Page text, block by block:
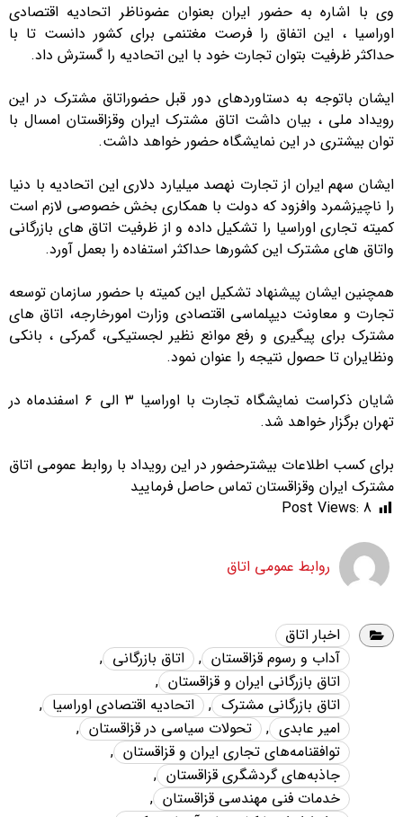
وی با اشاره به حضور ایران بعنوان عضوناظر اتحادیه اقتصادی
اوراسیا ، این اتفاق را فرصت مغتنمی برای کشور دانست تا با
حداکثر ظرفیت بتوان تجارت خود با این اتحادیه را گسترش داد.
ایشان باتوجه به دستاوردهای دور قبل حضوراتاق مشترک در این
رویداد ملی ، بیان داشت اتاق مشترک ایران وقزاقستان امسال با
توان بیشتری در این نمایشگاه حضور خواهد داشت.
ایشان سهم ایران از تجارت نهصد میلیارد دلاری این اتحادیه با دنیا
را ناچیزشمرد وافزود که دولت با همکاری بخش خصوصی لازم است
کمیته تجاری اوراسیا را تشکیل داده و از ظرفیت اتاق های بازرگانی
واتاق های مشترک این کشورها حداکثر استفاده را بعمل آورد.
همچنین ایشان پیشنهاد تشکیل این کمیته با حضور سازمان توسعه
تجارت و معاونت دیپلماسی اقتصادی وزارت امورخارجه،‌ اتاق های
مشترک برای پیگیری و رفع موانع نظیر لجستیکی، گمرکی ، بانکی
ونظایران تا حصول نتیجه را عنوان نمود.
شایان ذکراست نمایشگاه تجارت با اوراسیا ۳ الی ۶ اسفندماه در
تهران برگزار خواهد شد.
برای کسب اطلاعات بیشترحضور در این رویداد با روابط عمومی اتاق
مشترک ایران وقزاقستان تماس حاصل فرمایید
Post Views: 8
روابط عمومی اتاق
اخبار اتاق
آداب و رسوم قزاقستان , اتاق بازرگانی ,
اتاق بازرگانی ایران و قزاقستان ,
اتاق بازرگانی مشترک , اتحادیه اقتصادی اوراسیا ,
امیر عابدی , تحولات سیاسی در قزاقستان ,
توافقنامه‌های تجاری ایران و قزاقستان ,
جاذبه‌های گردشگری قزاقستان ,
خدمات فنی مهندسی قزاقستان ,